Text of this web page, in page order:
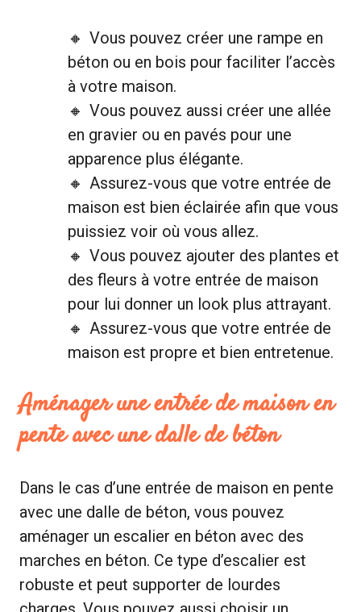
Vous pouvez créer une rampe en
béton ou en bois pour faciliter l’accès
à votre maison.
Vous pouvez aussi créer une allée
en gravier ou en pavés pour une
apparence plus élégante.
Assurez-vous que votre entrée de
maison est bien éclairée afin que vous
puissiez voir où vous allez.
Vous pouvez ajouter des plantes et
des fleurs à votre entrée de maison
pour lui donner un look plus attrayant.
Assurez-vous que votre entrée de
maison est propre et bien entretenue.
Aménager une entrée de maison en
pente avec une dalle de béton
Dans le cas d’une entrée de maison en pente
avec une dalle de béton, vous pouvez
aménager un escalier en béton avec des
marches en béton. Ce type d’escalier est
robuste et peut supporter de lourdes